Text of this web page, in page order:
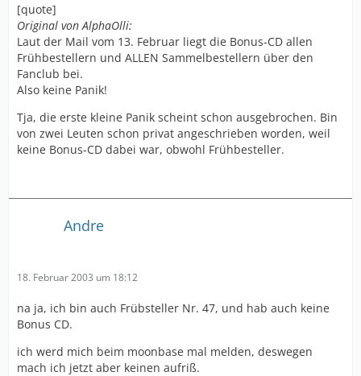
[quote]
Original von AlphaOlli:
Laut der Mail vom 13. Februar liegt die Bonus-CD allen
Frühbestellern und ALLEN Sammelbestellern über den
Fanclub bei.
Also keine Panik!
Tja, die erste kleine Panik scheint schon ausgebrochen. Bin
von zwei Leuten schon privat angeschrieben worden, weil
keine Bonus-CD dabei war, obwohl Frühbesteller.
Andre
18. Februar 2003 um 18:12
na ja, ich bin auch Frübsteller Nr. 47, und hab auch keine
Bonus CD.
ich werd mich beim moonbase mal melden, deswegen
mach ich jetzt aber keinen aufriß.